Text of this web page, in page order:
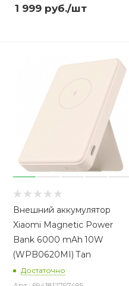
1 999 руб./шт
Внешний аккумулятор
Xiaomi Magnetic Power
Bank 6000 mAh 10W
(WPB0620MI) Tan
Достаточно